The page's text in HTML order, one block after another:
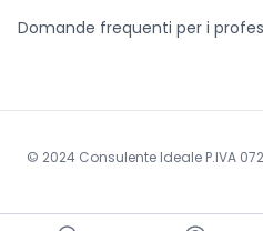
Domande frequenti per i
© 2024 Consulente Ideale P.IVA